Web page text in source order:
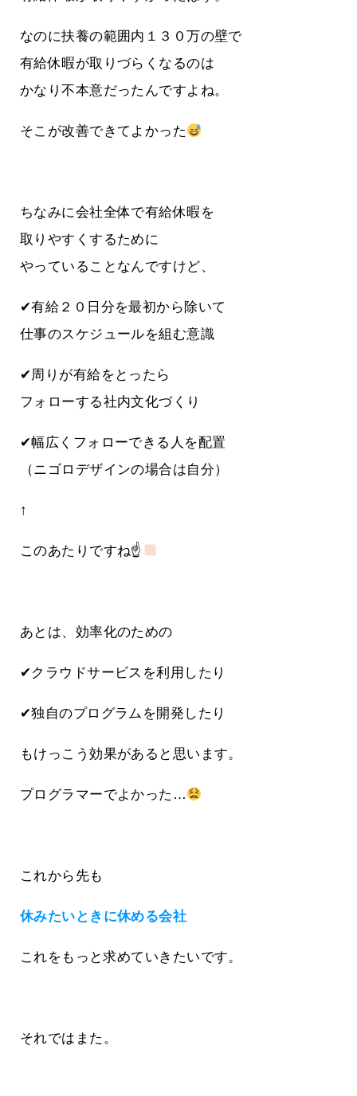
なのに扶養の範囲内１３０万の壁で
有給休暇が取りづらくなるのは
かなり不本意だったんですよね。
そこが改善できてよかった
ちなみに会社全体で有給休暇を
取りやすくするために
やっていることなんですけど、
✔有給２０日分を最初から除いて
仕事のスケジュールを組む意識
✔周りが有給をとったら
フォローする社内文化づくり
✔幅広くフォローできる人を配置
（ニゴロデザインの場合は自分）
↑
このあたりですね☝
あとは、効率化のための
✔クラウドサービスを利用したり
✔独自のプログラムを開発したり
もけっこう効果があると思います。
プログラマーでよかった…
これから先も
休みたいときに休める会社
これをもっと求めていきたいです。
それではまた。